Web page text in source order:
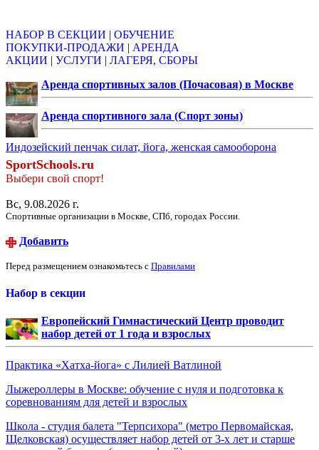
НАБОР В СЕКЦИИ | ОБУЧЕНИЕ
ПОКУПКИ-ПРОДАЖИ | АРЕНДА
АКЦИИ | УСЛУГИ | ЛАГЕРЯ, СБОРЫ
Аренда спортивных залов (Почасовая) в Москве
Аренда спортивного зала (Спорт зоны)
Индозейский пенчак силат, йога, женская самооборона
SportSchools.ru
Выбери свой спорт!
Вс, 9.08.2026 г.
Спортивные организации в Москве, СПб, городах России.
Добавить
Перед размещением ознакомьтесь с Правилами
Набор в секции
Европейский Гимнастический Центр проводит
набор детей от 1 года и взрослых
Практика «Хатха-йога» с Лилией Ватлиной
Лыжероллеры в Москве: обучение с нуля и подготовка к
соревнованиям для детей и взрослых
Школа - студия балета "Терпсихора" (метро Первомайская,
Щелковская) осуществляет набор детей от 3-х лет и старше